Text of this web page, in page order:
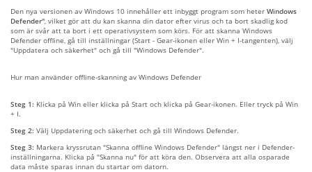
Den nya versionen av Windows 10 innehåller ett inbyggt program som heter Windows
Defender" , vilket gör att du kan skanna din dator efter virus och ta bort skadlig kod
som är svår att ta bort i ett operativsystem som körs. För att skanna Windows
Defender offline, gå till inställningar (Start - Gear-ikonen eller Win + I-tangenten), välj
"Uppdatera och säkerhet" och gå till "Windows Defender".
Hur man använder offline-skanning av Windows Defender
Steg 1: Klicka på Win eller klicka på Start och klicka på Gear-ikonen. Eller tryck på Win
+ I.
Steg 2: Välj Uppdatering och säkerhet och gå till Windows Defender.
Steg 3: Markera kryssrutan "Skanna offline Windows Defender" längst ner i Defender-
inställningarna. Klicka på "Skanna nu" för att köra den. Observera att alla osparade
data måste sparas innan du startar om datorn.